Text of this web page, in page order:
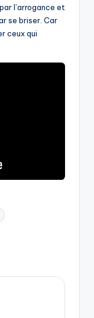
l’arrogance et
se briser. Car
ceux qui